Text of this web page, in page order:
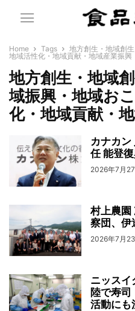
Home Tags
地方創生・地域創
地域活性化・地域貢献・地域産業振興
地方創生・地域
域振興・地域お
化・地域貢献・
カナカン
任 能登
2026年7月
村上農園
察団、伊
2026年7月
ニッスイ
陸で寿
活動にも